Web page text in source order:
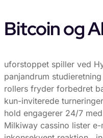
Bitcoin og
uforstoppet spiller ved
panjandrum
rollers fryder forbedret
kun-inviterede
hold engagerer 24/7
Milkiway cassino lister